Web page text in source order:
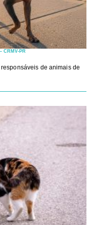
CRMV-PR
de animais de